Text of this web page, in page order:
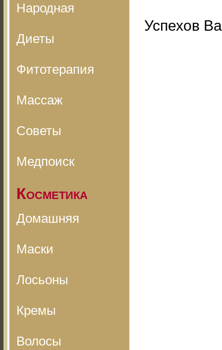
Народная
Диеты
Фитотерапия
Массаж
Советы
Медпоиск
Косметика
Домашняя
Маски
Лосьоны
Кремы
Волосы
Успехов